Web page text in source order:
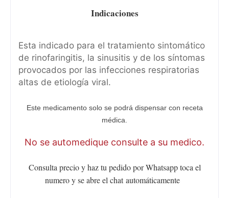
Indicaciones
Esta indicado para el tratamiento sintomático
de rinofaringitis, la sinusitis y de los síntomas
provocados por las infecciones respiratorias
altas de etiología viral.
Este medicamento solo se podrá dispensar con receta
médica.
No se automedique consulte a su medico.
Consulta precio y haz tu pedido por Whatsapp toca el
numero y se abre el chatautomáticamente